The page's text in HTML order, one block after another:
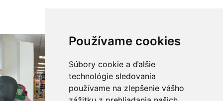
Používame cookies
Súbory cookie a ďalšie
technológie sledovania
používame na zlepšenie vášho